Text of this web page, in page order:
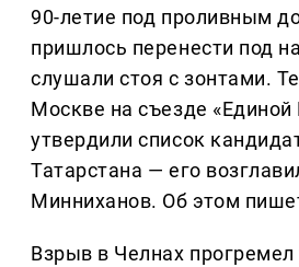
90-летие под проливным
пришлось перенести под
слушали стоя с зонтами.
Москве на съезде «Единой
утвердили список
Татарстана — его
Минниханов. Об этом
Взрыв в Челнах